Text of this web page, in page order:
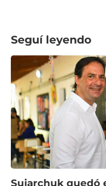
Seguí leyendo
Sujarchuk quedó